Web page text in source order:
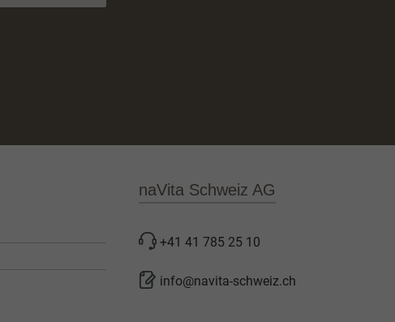
naVita Schweiz AG
+41 41 785 25 10
info@navita-schweiz.ch